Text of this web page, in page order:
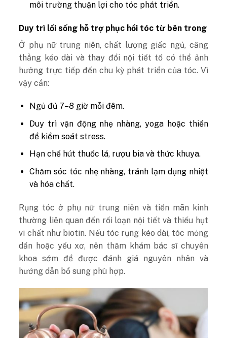
môi trường thuận lợi cho tóc phát triển.
Duy trì lối sống hỗ trợ phục hồi tóc từ bên trong
Ở phụ nữ trung niên, chất lượng giấc ngủ, căng
thẳng kéo dài và thay đổi nội tiết tố có thể ảnh
hưởng trực tiếp đến chu kỳ phát triển của tóc. Vì
vậy cần:
Ngủ đủ 7–8 giờ mỗi đêm.
Duy trì vận động nhẹ nhàng, yoga hoặc thiền
để kiểm soát stress.
Hạn chế hút thuốc lá, rượu bia và thức khuya.
Chăm sóc tóc nhẹ nhàng, tránh lạm dụng nhiệt
và hóa chất.
Rụng tóc ở phụ nữ trung niên và tiền mãn kinh
thường liên quan đến rối loạn nội tiết và thiếu hụt
vi chất như biotin. Nếu tóc rụng kéo dài, tóc mỏng
dần hoặc yếu xơ, nên thăm khám bác sĩ chuyên
khoa sớm để được đánh giá nguyên nhân và
hướng dẫn bổ sung phù hợp.